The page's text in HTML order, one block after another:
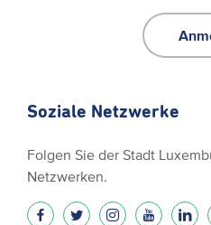
Soziale Netzwerke
Folgen Sie der Stadt
Netzwerken.